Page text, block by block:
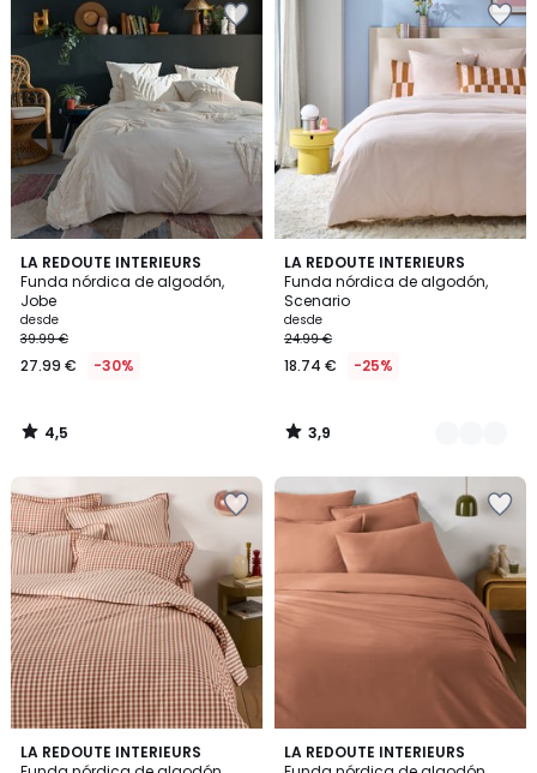
de
26.99
€
55%
descuento
aplicado.
LA REDOUTE INTERIEURS
Funda nórdica de algodón,
Jobe
desde
39.99 €
27.99 € -30%
4,5
/ 5
4,5
/
LA REDOUTE INTERIEURS
Funda nórdica de algodón,
Scenario
desde
24.99 €
18.74 € -25%
3,9
/ 5
22
Colores
3,9
/
LA REDOUTE INTERIEURS
4,6
LA REDOUTE INTERIEURS
4,3
21